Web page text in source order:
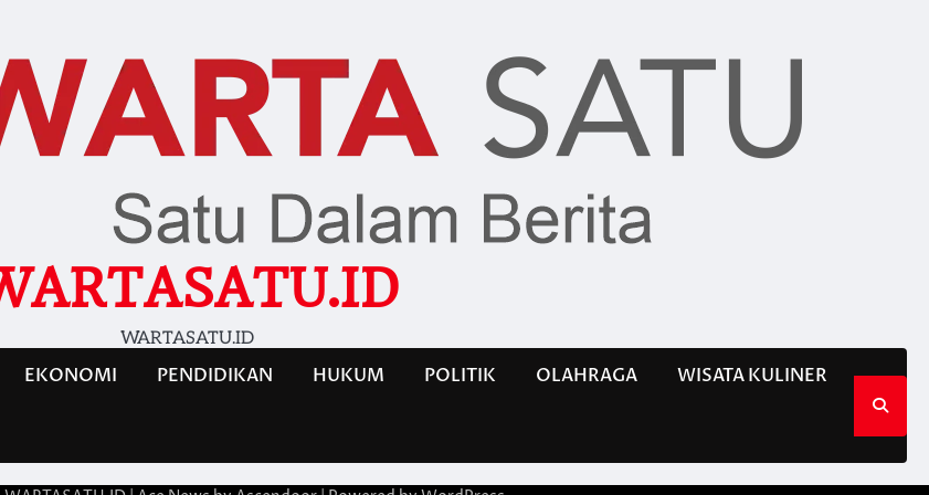
WARTASATU.ID
EKONOMI PENDIDIKAN HUKUM POLITIK OLAHRAGA WISATA KULINER